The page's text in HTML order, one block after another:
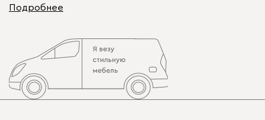
Подробнее